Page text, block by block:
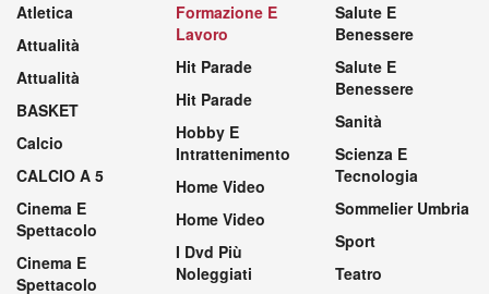
Atletica
Attualità
Attualità
BASKET
Calcio
CALCIO A 5
Cinema E
Spettacolo
Cinema E
Spettacolo
Formazione E
Lavoro
Hit Parade
Hit Parade
Hobby E
Intrattenimento
Home Video
Home Video
I Dvd Più
Noleggiati
Salute E
Benessere
Salute E
Benessere
Sanità
Scienza E
Tecnologia
Sommelier Umbria
Sport
Teatro